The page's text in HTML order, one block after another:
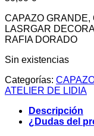
CAPAZO GRANDE,
LASRGAR
RAFIA DORADO
Sin existencias
Categorías:
ATELIER DE LIDIA
Descripción
¿Dudas del